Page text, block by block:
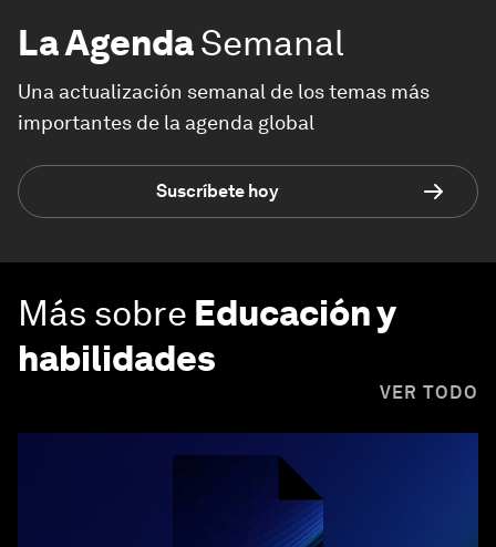
La AgendaSemanal
Una actualización semanal de los temas más
importantes de la agenda global
Suscríbete hoy
Más sobre Educación y
habilidades
VER TODO